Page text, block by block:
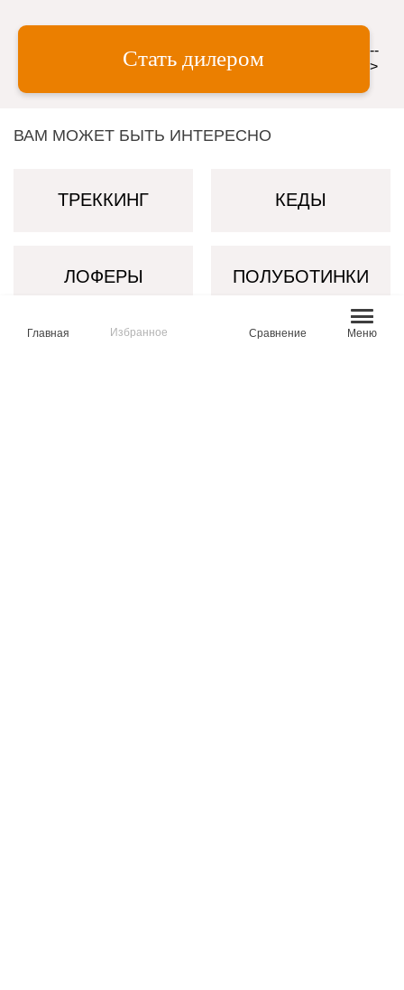
Стать дилером
--
>
ВАМ МОЖЕТ БЫТЬ ИНТЕРЕСНО
ТРЕККИНГ КЕДЫ
ЛОФЕРЫ ПОЛУБОТИНКИ
Главная Избранное Сравнение Меню